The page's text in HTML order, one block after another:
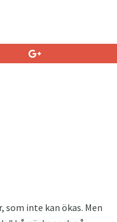
som inte kan ökas. Men